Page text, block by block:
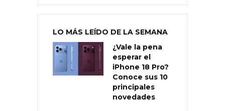
LO MÁS LEÍDO DE LA SEMANA
¿Vale la pena
esperar el
iPhone 18 Pro?
Conoce sus 10
principales
novedades